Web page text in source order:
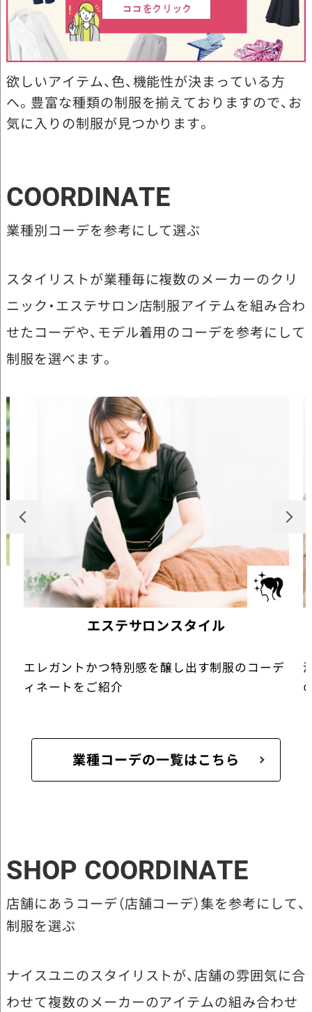
欲しいアイテム、色、機能性が決まっている方
へ。豊富な種類の制服を揃えておりますので、お
気に入りの制服が見つかります。
COORDINATE
業種別コーデを参考にして選ぶ
スタイリストが業種毎に複数のメーカーのクリ
ニック・エステサロン店制服アイテムを組み合わ
せたコーデや、モデル着用のコーデを参考にして
制服を選べます。
エステサロンスタイル
エレガントかつ特別感を醸し出す制服のコーデ
ィネートをご紹介
業種コーデの一覧はこちら
SHOP COORDINATE
店舗にあうコーデ（店舗コーデ）集を参考にして、
制服を選ぶ
ナイスユニのスタイリストが、店舗の雰囲気に合
わせて複数のメーカーのアイテムの組み合わせ